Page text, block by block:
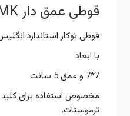
قوطی عمق دار MK
قوطی توکار استاندارد
با ابعاد
7*7 و عمق 5 سانت
مخصوص استفاده برای
ترموستات.